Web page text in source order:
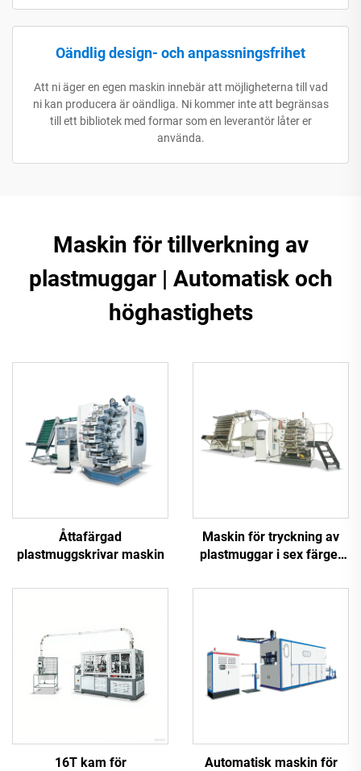
Oändlig design- och anpassningsfrihet
Att ni äger en egen maskin innebär att möjligheterna till vad
ni kan producera är oändliga. Ni kommer inte att begränsas
till ett bibliotek med formar som en leverantör låter er
använda.
Maskin för tillverkning av
plastmuggar | Automatisk och
höghastighets
Åttafärgad
plastmuggskrivar maskin
Maskin för tryckning av
plastmuggar i sex färger
16T kam för
Automatisk maskin för